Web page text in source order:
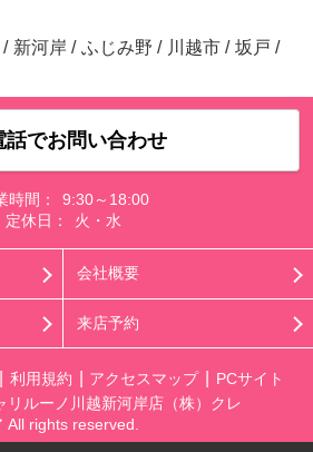
/ 新河岸 / ふじみ野 / 川越市 / 坂戸 /
話でお問い合わせ
時間：
9:30～18:00
定休日：
火・水
会社概要
来店予約
利用規約 アクセスマップ
PCサイト
リルーノ川越新河岸店（株）クレ
All rights reserved.